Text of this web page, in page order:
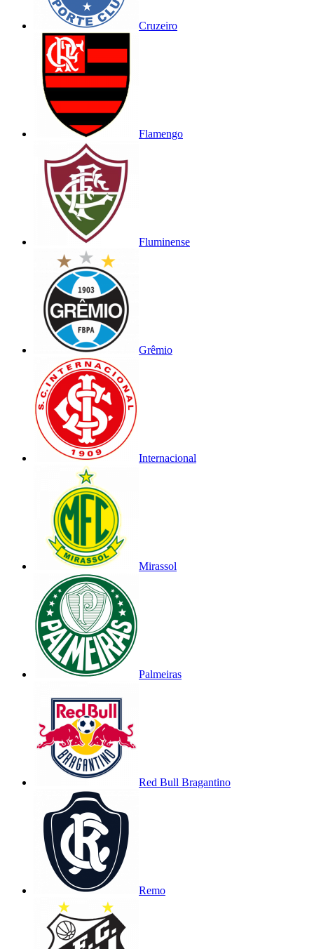
Cruzeiro
Flamengo
Fluminense
Grêmio
Internacional
Mirassol
Palmeiras
Red Bull Bragantino
Remo